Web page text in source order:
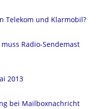
Telekom und Klarmobil?
Radio-Sendemast
2013
bei Mailboxnachricht